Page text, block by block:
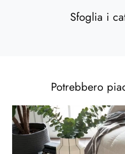
Sfoglia i
Potrebbero